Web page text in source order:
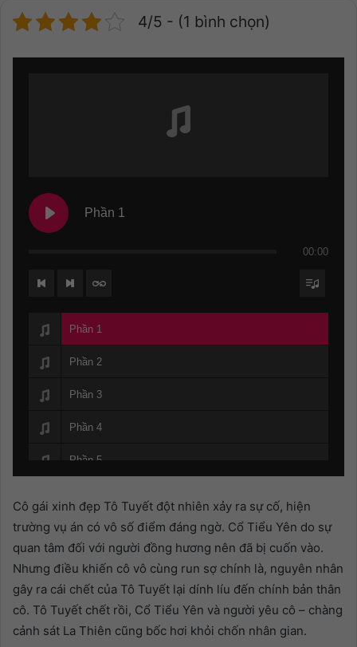
4/5 - (1 bình chọn)
Phần 1
00:00
Phần 1
Phần 2
Phần 3
Phần 4
Phần 5
Phần 7
Phần 9
Phần 10
Cô gái xinh đẹp Tô Tuyết đột nhiên xảy ra sự cố, hiện
trường vụ án có vô số điểm đáng ngờ. Cổ Tiểu Yên do sự
quan tâm đối với người đồng hương nên đã bị cuốn vào.
Nhưng điều khiến cô vô cùng run sợ chính là, nguyên nhân
gây ra cái chết của Tô Tuyết lại dính líu đến chính bản thân
cô. Tô Tuyết chết rồi, Cổ Tiểu Yên và người yêu cô – chàng
cảnh sát La Thiên cũng bốc hơi khỏi chốn nhân gian.